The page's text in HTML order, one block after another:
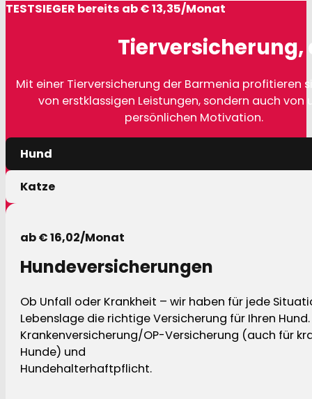
TESTSIEGER bereits ab € 13,35/Monat
Tierversicherung,
Mit einer Tierversicherung der Barmenia profitieren
von erstklassigen Leistungen, sondern auch von
persönlichen Motivation.
Hund
Katze
ab € 16,02/Monat
Hundeversicherungen
Ob Unfall oder Krankheit – wir haben für jede
Lebenslage die richtige Versicherung für Ihren Hund.
Krankenversicherung/OP-Versicherung (auch für
Hunde) und
Hundehalterhaftpflicht.